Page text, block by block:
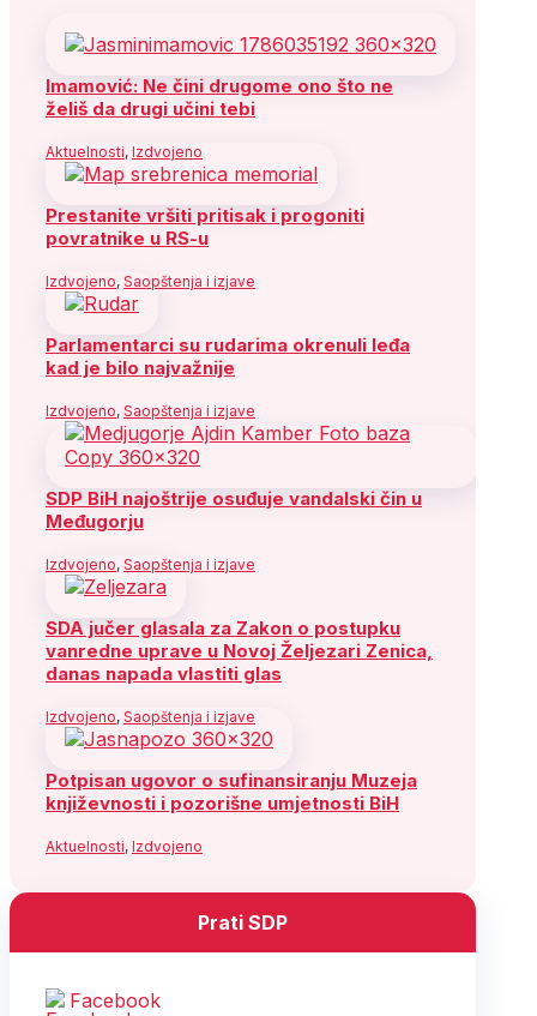
Imamović: Ne čini drugome ono što ne
želiš da drugi učini tebi
Aktuelnosti, Izdvojeno
Prestanite vršiti pritisak i progoniti
povratnike u RS-u
Izdvojeno, Saopštenja i izjave
Parlamentarci su rudarima okrenuli leđa
kad je bilo najvažnije
Izdvojeno, Saopštenja i izjave
SDP BiH najoštrije osuđuje vandalski čin u
Međugorju
Izdvojeno, Saopštenja i izjave
SDA jučer glasala za Zakon o postupku
vanredne uprave u Novoj Željezari Zenica,
danas napada vlastiti glas
Izdvojeno, Saopštenja i izjave
Potpisan ugovor o sufinansiranju Muzeja
književnosti i pozorišne umjetnosti BiH
Aktuelnosti, Izdvojeno
Prati SDP
Facebook